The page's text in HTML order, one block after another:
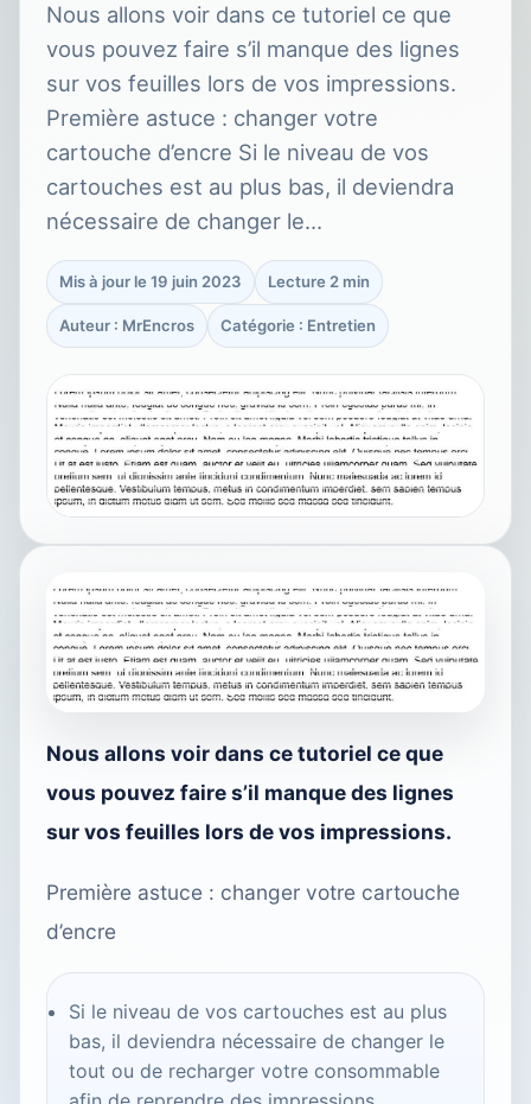
Nous allons voir dans ce tutoriel ce que
vous pouvez faire s’il manque des lignes
sur vos feuilles lors de vos impressions.
Première astuce : changer votre
cartouche d’encre Si le niveau de vos
cartouches est au plus bas, il deviendra
nécessaire de changer le…
Mis à jour le 19 juin 2023 Lecture 2 min
Auteur : MrEncros Catégorie : Entretien
Nous allons voir dans ce tutoriel ce que
vous pouvez faire s’il manque des lignes
sur vos feuilles lors de vos impressions.
Première astuce : changer votre cartouche
d’encre
Si le niveau de vos cartouches est au plus
bas, il deviendra nécessaire de changer le
tout ou de recharger votre consommable